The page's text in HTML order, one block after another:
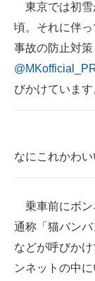
ITの今と未来を
スマホと通信
進化するPCと
企業ITのトレン
経営リーダー
マーケ×ITの今
東京では初雪
頃。それに伴
事故の防止対
びかけています
なにこれかわい
乗車前にボン
通称「猫バンバ
などが呼びか
ンネットの中